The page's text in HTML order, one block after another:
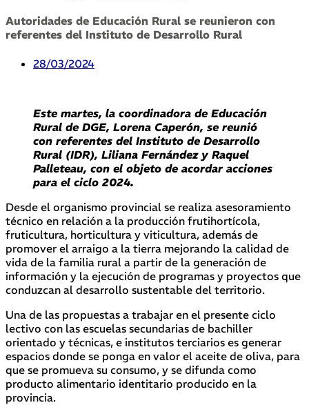
Autoridades de Educación Rural se reunieron con
referentes del Instituto de Desarrollo Rural
28/03/2024
Este martes, la coordinadora de Educación
Rural de DGE, Lorena Caperón, se reunió
con referentes del Instituto de Desarrollo
Rural (IDR), Liliana Fernández y Raquel
Palleteau, con el objeto de acordar acciones
para el ciclo 2024.
Desde el organismo provincial se realiza asesoramiento
técnico en relación a la producción frutihortícola,
fruticultura, horticultura y viticultura, además de
promover el arraigo a la tierra mejorando la calidad de
vida de la familia rural a partir de la generación de
información y la ejecución de programas y proyectos que
conduzcan al desarrollo sustentable del territorio.
Una de las propuestas a trabajar en el presente ciclo
lectivo con las escuelas secundarias de bachiller
orientado y técnicas, e institutos terciarios es generar
espacios donde se ponga en valor el aceite de oliva, para
que se promueva su consumo, y se difunda como
producto alimentario identitario producido en la
provincia.